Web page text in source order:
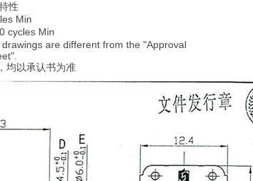
性
Min
cycles Min
are different from the "Approval
均以承认书为准